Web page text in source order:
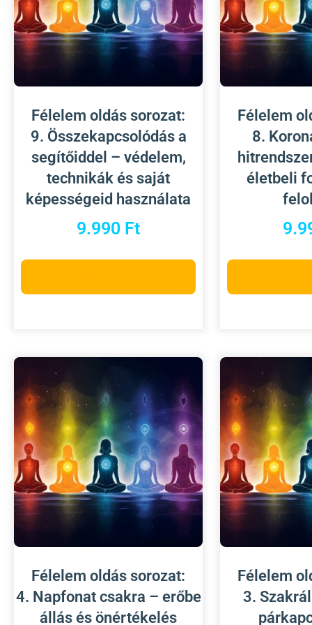
Félelem oldás sorozat:
9. Összekapcsolódás a
segítőiddel – védelem,
technikák és saját
képességeid használata
9.990 Ft
Félelem
8.
életbeli
Félelem oldás sorozat:
4. Napfonat csakra – erőbe
állás és önértékelés
Félelem
3.